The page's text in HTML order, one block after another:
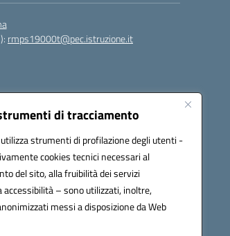
di tracciamento
strumenti di profilazione degli utenti -
cookies tecnici necessari al
del sito, alla fruibilità dei servizi
accessibilità – sono utilizzati, inoltre,
messi a disposizione da Web
rmps19000t@pec.istruzione.it